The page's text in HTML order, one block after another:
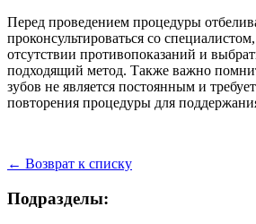
Перед проведением процедуры
проконсультироваться со
отсутствии противопоказаний и
подходящий метод. Также важно
зубов не является постоянным и
повторения процедуры для
← Возврат к списку
Подразделы: